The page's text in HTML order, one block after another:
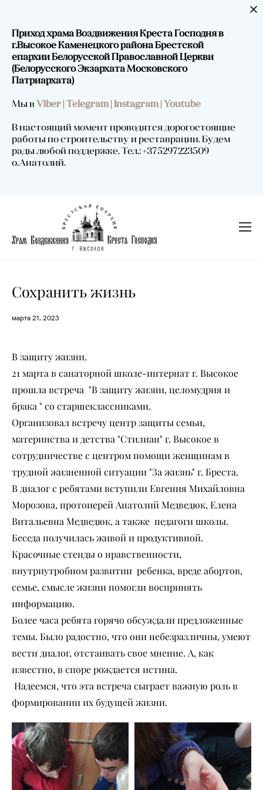
Приход храма Воздвижения Креста Господня в
г.Высокое Каменецкого района Брестской
епархии Белорусской Православной Церкви
(Белорусского Экзархата Московского
Патриархата)
Мы в Viber | Telegram| Instagram| Youtube
В настоящий момент проводятся дорогостоящие
работы по строительству и реставрации. Будем
рады любой поддержке. Тел.: +375297223509
о.Анатолий.
Сохранить жизнь
марта 21, 2023
В защиту жизни.
21 марта в санаторной школе-интернат г. Высокое
прошла встреча "В защиту жизни, целомудрия и
брака " со старшеклассниками.
Организовал встречу центр защиты семьи,
материнства и детства "Стилиан" г. Высокое в
сотрудничестве с центром помощи женщинам в
трудной жизненной ситуации "За жизнь" г. Бреста.
В диалог с ребятами вступили Евгения Михайловна
Морозова, протоиерей Анатолий Медведюк, Елена
Витальевна Медведюк, а также педагоги школы.
Беседа получилась живой и продуктивной.
Красочные стенды о нравственности,
внутриутробном развитии ребенка, вреде абортов,
семье, смысле жизни помогли воспринять
информацию.
Более часа ребята горячо обсуждали предложенные
темы. Было радостно, что они небезразличны, умеют
вести диалог, отстаивать свое мнение. А, как
известно, в споре рождается истина.
Надеемся, что эта встреча сыграет важную роль в
формировании их будущей жизни.